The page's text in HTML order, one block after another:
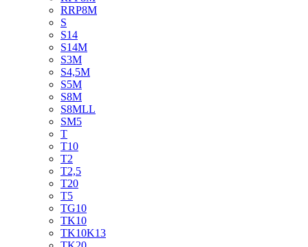
RRP8M
S
S14
S14M
S3M
S4,5M
S5M
S8M
S8MLL
SM5
T
T10
T2
T2,5
T20
T5
TG10
TK10
TK10K13